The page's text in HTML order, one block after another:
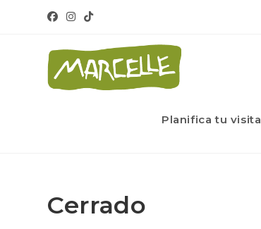
Planifica tu visita
Cerrado